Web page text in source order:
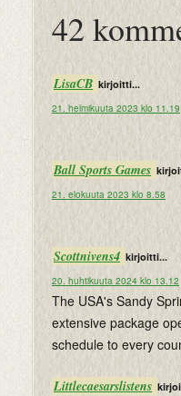
42
LisaCB kirjoitti...
21. helmikuuta 2023 klo 11.19
Ball Sports Games
21. elokuuta 2023 klo 8.58
Scottnivens4 kirjoitti...
20. huhtikuuta 2024 klo 13.12
The USA's Sandy
extensive package
schedule to every
Littlecaesarslistens